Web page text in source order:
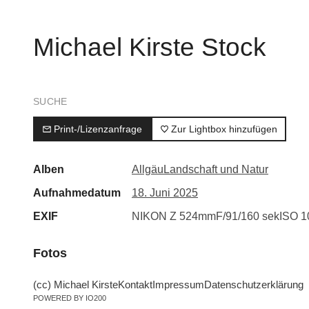
Michael Kirste Stock
SUCHE
Print-/Lizenzanfrage Zur Lightbox hinzufügen
Alben Allgäu Landschaft und Natur
Aufnahmedatum
18. Juni 2025
EXIF
NIKON Z 524mmF/91/160 sek ISO
Fotos
(cc) Michael KirsteKontaktImpressumDatenschutzerklärung
POWERED BY IO200